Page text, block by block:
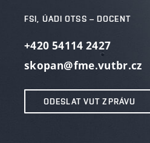
FSI, ÚADI OTSS – DOCENT
+420 54114 2427
skopan@fme.vutbr.cz
ODESLAT VUT ZPRÁVU